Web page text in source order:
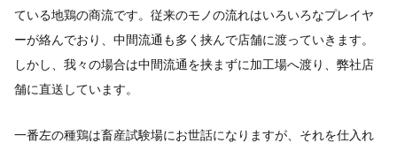
ている地鶏の商流です。従来のモノの流れはいろいろなプレイヤ
ーが絡んでおり、中間流通も多く挟んで店舗に渡っていきます。
しかし、我々の場合は中間流通を挟まずに加工場へ渡り、弊社店
舗に直送しています。
一番左の種鶏は畜産試験場にお世話になりますが、それを仕入れ